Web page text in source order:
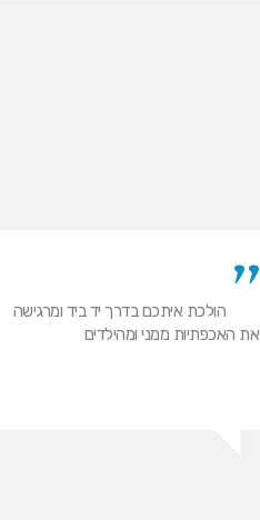
הולכת איתכם בדרך יד ביד ומרגישה
את האכפתיות ממני ומהילדים